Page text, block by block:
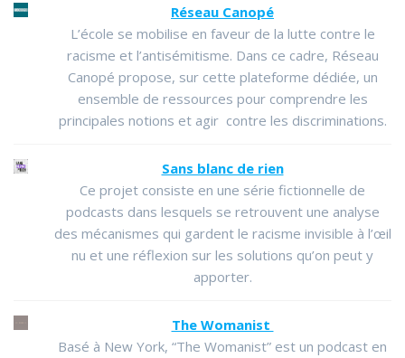
Réseau Canopé
L’école se mobilise en faveur de la lutte contre le
racisme et l’antisémitisme. Dans ce cadre, Réseau
Canopé propose, sur cette plateforme dédiée, un
ensemble de ressources pour comprendre les
principales notions et agir contre les discriminations.
Sans blanc de rien
Ce projet consiste en une série fictionnelle de
podcasts dans lesquels se retrouvent une analyse
des mécanismes qui gardent le racisme invisible à l’œil
nu et une réflexion sur les solutions qu’on peut y
apporter.
The Womanist
Basé à New York, “The Womanist” est un podcast en